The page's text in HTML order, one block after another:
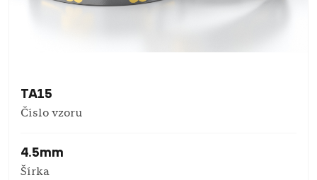
TA15
Číslo vzoru
4.5mm
Šírka